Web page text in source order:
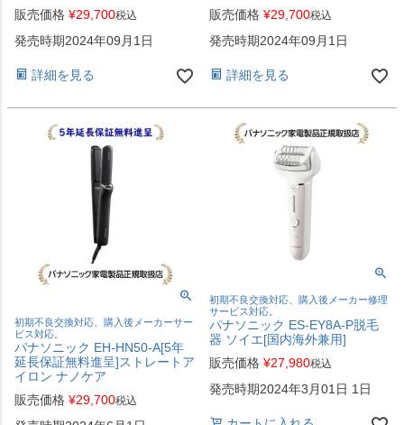
販売価格 ¥29,700税込
発売時期2024年09月1日
詳細を見る
販売価格 ¥29,700税込
発売時期2024年09月1日
詳細を見る
初期不良交換対応、購入後メーカーサー
ビス対応。
パナソニック EH-HN50-A[5年
延長保証無料進呈]ストレートア
イロン ナノケア
販売価格 ¥29,700税込
初期不良交換対応、購入後メーカー修理
サービス対応。
パナソニック ES-EY8A-P脱毛
器 ソイエ[国内海外兼用]
販売価格 ¥27,980税込
発売時期2024年3月01日 1日